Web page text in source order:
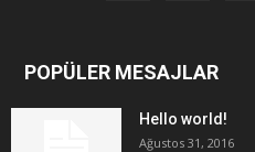
POPÜLER MESAJLAR
Hello world!
Ağustos 31, 2016